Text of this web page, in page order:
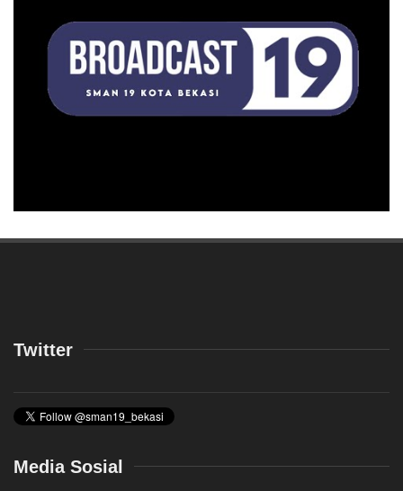
Twitter
Media Sosial